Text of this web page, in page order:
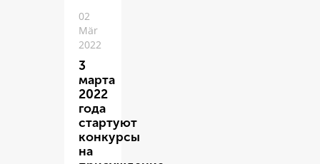
02
Mär
2022
3
марта
2022
года
стартуют
конкурсы
на